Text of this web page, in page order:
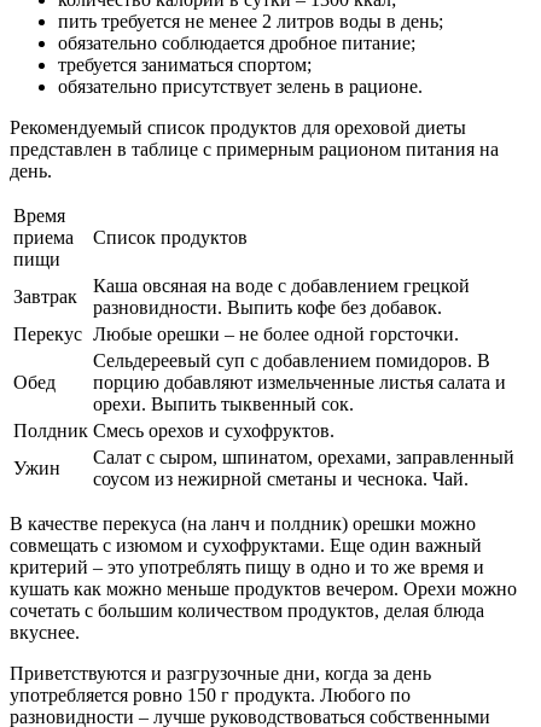
пить требуется не менее 2 литров воды в день;
обязательно соблюдается дробное питание;
требуется заниматься спортом;
обязательно присутствует зелень в рационе.
Рекомендуемый список продуктов для ореховой диеты
представлен в таблице с примерным рационом питания на
день.
Время
приема
пищи
Список продуктов
Завтрак
Каша овсяная на воде с добавлением грецкой
разновидности. Выпить кофе без добавок.
Перекус Любые орешки – не более одной горсточки.
Обед
Сельдереевый суп с добавлением помидоров. В
порцию добавляют измельченные листья салата и
орехи. Выпить тыквенный сок.
Полдник Смесь орехов и сухофруктов.
Ужин
Салат с сыром, шпинатом, орехами, заправленный
соусом из нежирной сметаны и чеснока. Чай.
В качестве перекуса (на ланч и полдник) орешки можно
совмещать с изюмом и сухофруктами. Еще один важный
критерий – это употреблять пищу в одно и то же время и
кушать как можно меньше продуктов вечером. Орехи можно
сочетать с большим количеством продуктов, делая блюда
вкуснее.
Приветствуются и разгрузочные дни, когда за день
употребляется ровно 150 г продукта. Любого по
разновидности – лучше руководствоваться собственными